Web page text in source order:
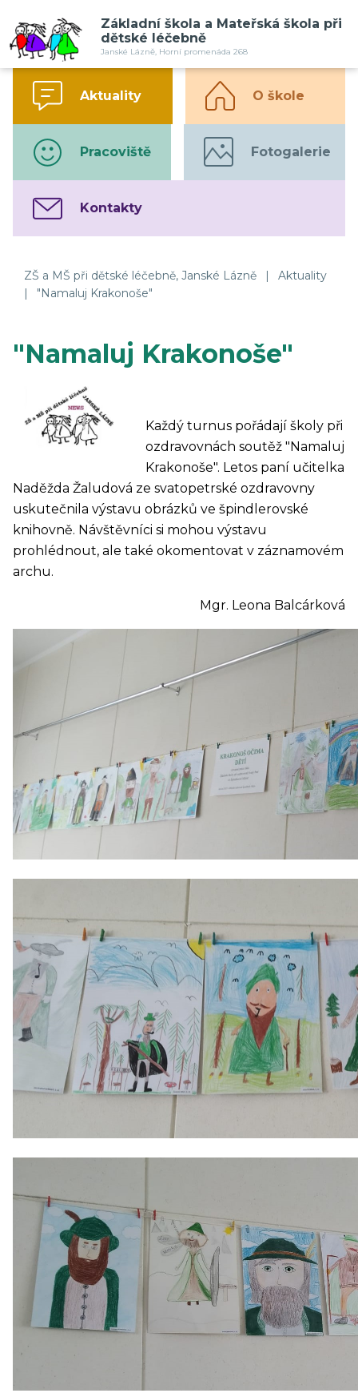
Základní škola a Mateřská škola při
dětské léčebně
Janské Lázně, Horní promenáda 268
Aktuality O škole
Pracoviště Fotogalerie
Kontakty
ZŠ a MŠ při dětské léčebně, Janské Lázně |
Aktuality
|
"Namaluj Krakonoše"
"Namaluj Krakonoše"
Každý turnus pořádají školy při
ozdravovnách soutěž "Namaluj
Krakonoše". Letos paní učitelka
Naděžda Žaludová ze svatopetrské ozdravovny
uskutečnila výstavu obrázků ve špindlerovské
knihovně. Návštěvníci si mohou výstavu
prohlédnout, ale také okomentovat v záznamovém
archu.
Mgr. Leona Balcárková